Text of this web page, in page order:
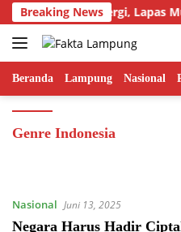
Langsung
ke
konten
Breaking News
Jalanin Sinergi, Lapas
Beranda Lampung Nasional
Genre Indonesia
Nasional Juni 13, 2025
Negara Harus Hadir